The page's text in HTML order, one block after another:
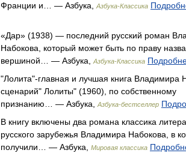
Франции и… — Азбука,
Азбука-Классика
«Дар» (1938) — последний русский роман
Набокова, который может быть по праву
вершиной… — Азбука,
Азбука-Классика
"Лолита"-главная и лучшая книга Владимира
сценарий" Лолиты" (1960), по собственному
признанию… — Азбука,
Азбука-бестселлер
В книгу включены два романа классика
русского зарубежья Владимира Набокова, в
получили… — Азбука,
Мировая классика